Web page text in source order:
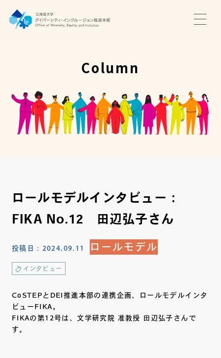
推進本部について
アクセス・お問い合わせ
Column
ロールモデルインタビュー：
FIKA No.12 田辺弘子さん
投稿日： 2024.09.11 ロールモデル
インタビュー
CoSTEPとDEI推進本部の連携企画、ロールモデルインタ
ビューFIKA。
FIKAの第12号は、文学研究院 准教授 田辺弘子さんで
す。